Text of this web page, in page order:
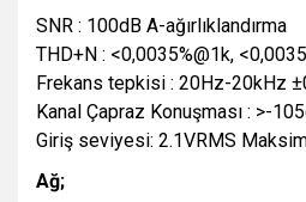
SNR : 100dB A-ağırlıklandırma
THD+N : <0,0035%@1k,
Frekans tepkisi : 20Hz-20kHz
Kanal Çapraz Konuşması : >-
Giriş seviyesi: 2.1VRMS
Ağ;